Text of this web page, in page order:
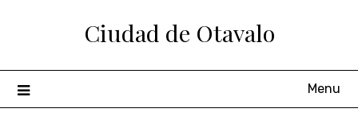
Ciudad de Otavalo
Menu